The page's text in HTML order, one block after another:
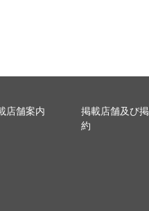
店舗案内
掲載店舗及び
約